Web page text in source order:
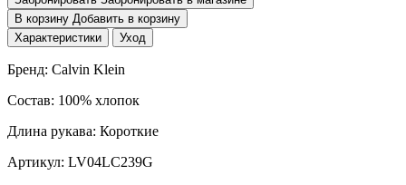
В корзину Добавить в корзину
Характеристики
Уход
Бренд: Calvin Klein
Состав: 100% хлопок
Длина рукава: Короткие
Артикул: LV04LC239G